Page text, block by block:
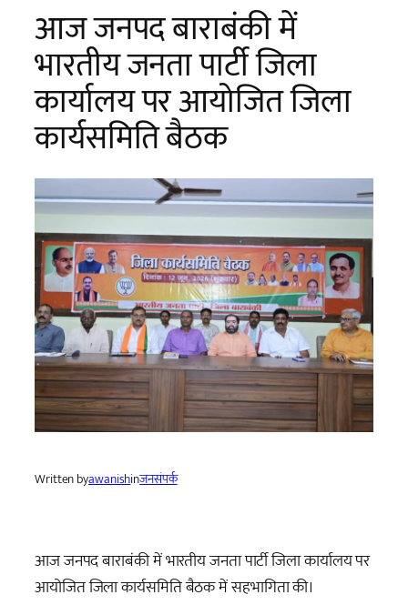
आज जनपद बाराबंकी में
भारतीय जनता पार्टी जिला
कार्यालय पर आयोजित जिला
कार्यसमिति बैठक
Written byawanishinजनसंपर्क
आज जनपद बाराबंकी में भारतीय जनता पार्टी जिला कार्यालय पर
आयोजित जिला कार्यसमिति बैठक में सहभागिता की।